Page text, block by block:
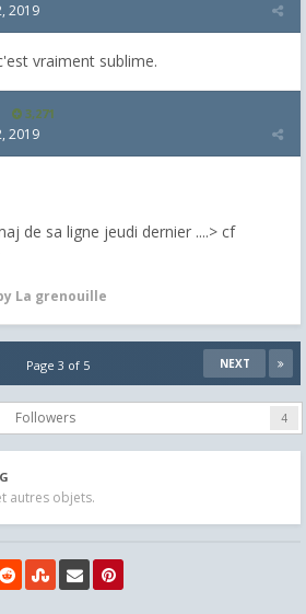
2019
vraiment sublime.
3,271
2019
de sa ligne jeudi dernier ....> cf
La grenouille
NEXT
Page 3 of 5
Followers 4
autres objets.